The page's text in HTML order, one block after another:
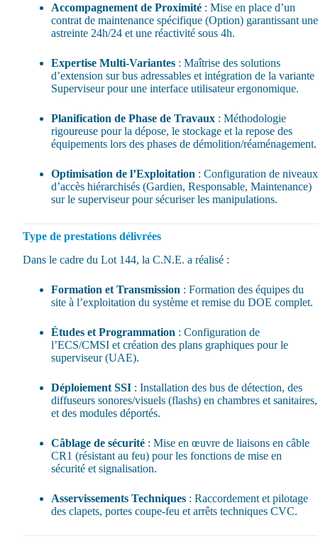
Accompagnement de Proximité : Mise en place d’un
contrat de maintenance spécifique (Option) garantissant une
astreinte 24h/24 et une réactivité sous 4h.
Expertise Multi-Variantes : Maîtrise des solutions
d’extension sur bus adressables et intégration de la variante
Superviseur pour une interface utilisateur ergonomique.
Planification de Phase de Travaux : Méthodologie
rigoureuse pour la dépose, le stockage et la repose des
équipements lors des phases de démolition/réaménagement.
Optimisation de l’Exploitation : Configuration de niveaux
d’accès hiérarchisés (Gardien, Responsable, Maintenance)
sur le superviseur pour sécuriser les manipulations.
Type de prestations délivrées
Dans le cadre du Lot 144, la C.N.E. a réalisé :
Formation et Transmission : Formation des équipes du
site à l’exploitation du système et remise du DOE complet.
Études et Programmation : Configuration de
l’ECS/CMSI et création des plans graphiques pour le
superviseur (UAE).
Déploiement SSI : Installation des bus de détection, des
diffuseurs sonores/visuels (flashs) en chambres et sanitaires,
et des modules déportés.
Câblage de sécurité : Mise en œuvre de liaisons en câble
CR1 (résistant au feu) pour les fonctions de mise en
sécurité et signalisation.
Asservissements Techniques : Raccordement et pilotage
des clapets, portes coupe-feu et arrêts techniques CVC.